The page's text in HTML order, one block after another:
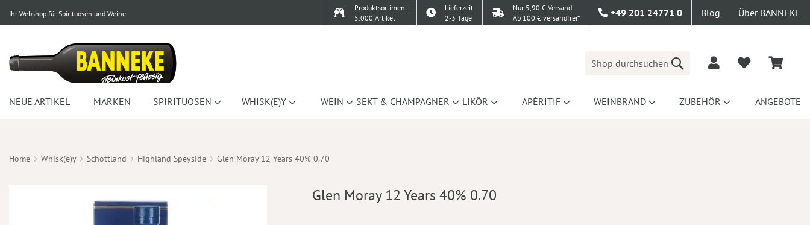
Ihr Webshop für Spirituosen und Weine
Produktsortiment
5.000 Artikel
Lieferzeit
2-3 Tage
Nur 5,90 € Versand
Ab 100 € versandfrei*
+49 201 24771 0 Blog Über BANNEKE
Suche
NEUE ARTIKEL MARKEN SPIRITUOSEN WHISK(E)Y WEIN SEKT & CHAMPAGNER LIKÖR APÉRITIF WEINBRAND ZUBEHÖR ANGEBOTE
Home Whisk(e)y Schottland Highland Speyside Glen Moray 12 Years 40% 0.70
Glen Moray 12 Years 40% 0.70